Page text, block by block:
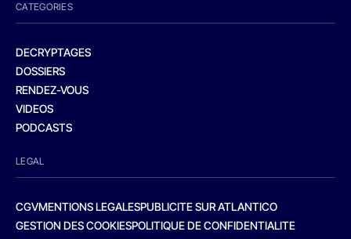
CATEGORIES
DECRYPTAGES
DOSSIERS
RENDEZ-VOUS
VIDEOS
PODCASTS
LEGAL
CGVMENTIONS LEGALESPUBLICITE SUR ATLANTICO
GESTION DES COOKIESPOLITIQUE DE CONFIDENTIALITE